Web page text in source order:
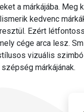
a márkájába. Meg
kedvenc
Ezért
cége arca lesz.
vizuális
szépség márkájának.